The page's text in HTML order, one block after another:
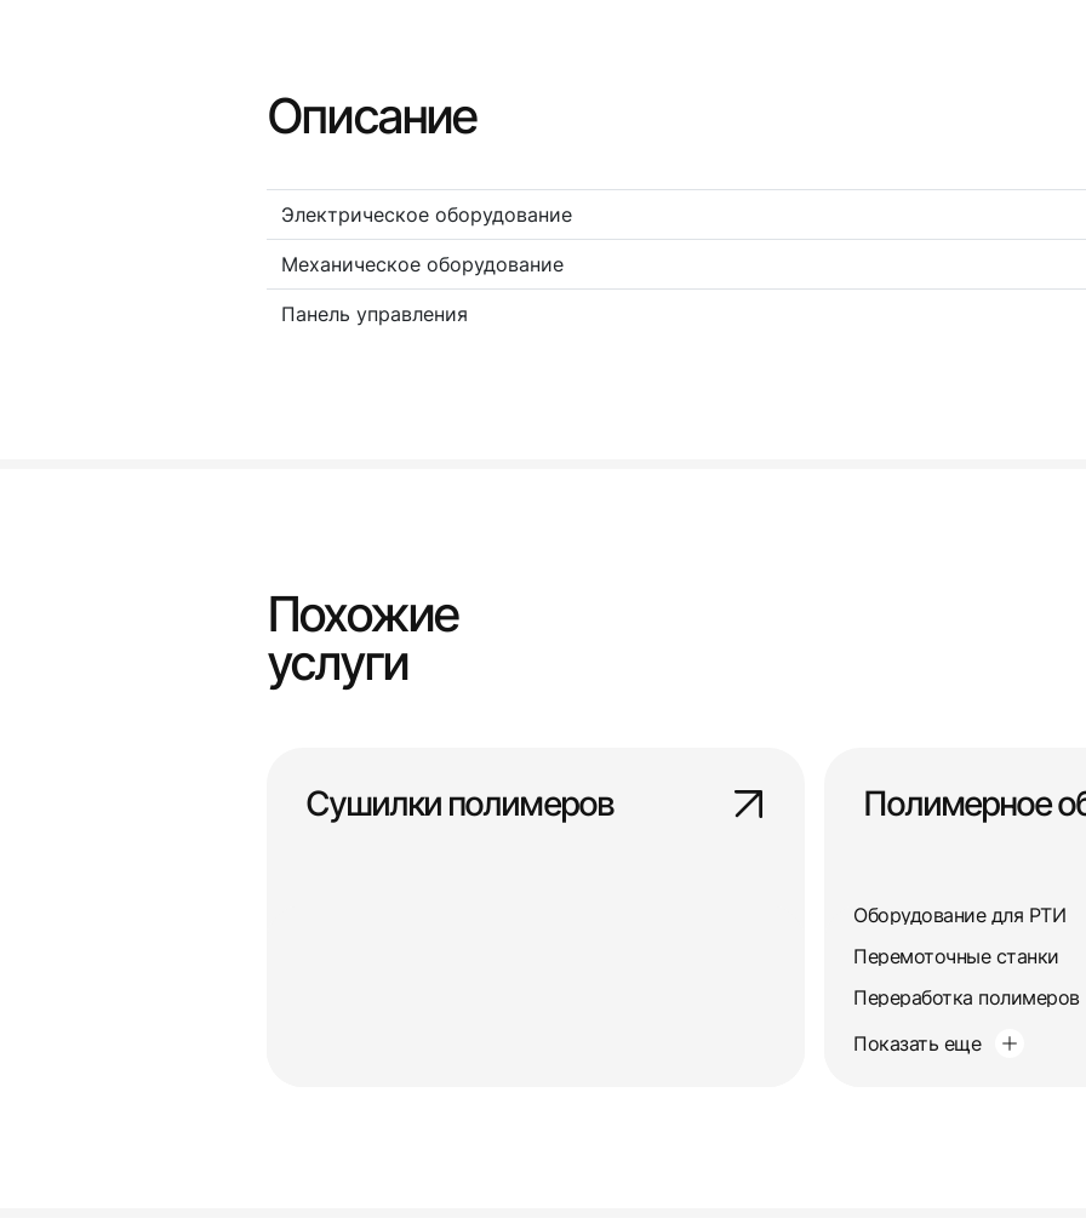
Описание
Электрическое оборудование
Механическое оборудование
Панель управления
Похожие
услуги
Сушилки полимеров Полимерное
Оборудование для РТИ
Перемоточные станки
Переработка полимеров
Показать еще